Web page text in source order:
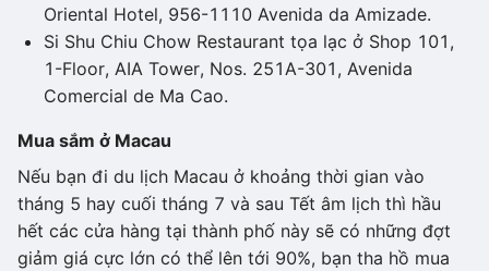
Oriental Hotel, 956-1110 Avenida da Amizade.
Si Shu Chiu Chow Restaurant tọa lạc ở Shop 101,
1-Floor, AIA Tower, Nos. 251A-301, Avenida
Comercial de Ma Cao.
Mua sắm ở Macau
Nếu bạn đi du lịch Macau ở khoảng thời gian vào
tháng 5 hay cuối tháng 7 và sau Tết âm lịch thì hầu
hết các cửa hàng tại thành phố này sẽ có những đợt
giảm giá cực lớn có thể lên tới 90%, bạn tha hồ mua